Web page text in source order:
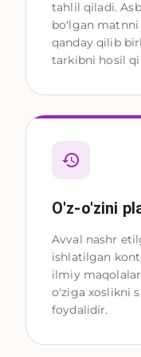
tahlil qiladi.
bo'lgan
qanday qilib
tarkibni hosil
O'z-o'zini
Avval nashr
ishlatilgan
ilmiy
o'ziga xoslikni
foydalidir.